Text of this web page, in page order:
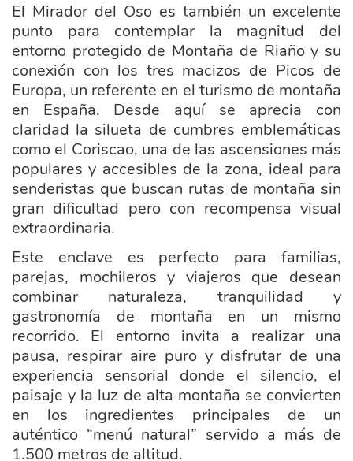
El Mirador del Oso es también un excelente
punto para contemplar la magnitud del
entorno protegido de Montaña de Riaño y su
conexión con los tres macizos de Picos de
Europa, un referente en el turismo de montaña
en España. Desde aquí se aprecia con
claridad la silueta de cumbres emblemáticas
como el Coriscao, una de las ascensiones más
populares y accesibles de la zona, ideal para
senderistas que buscan rutas de montaña sin
gran dificultad pero con recompensa visual
extraordinaria.
Este enclave es perfecto para familias,
parejas, mochileros y viajeros que desean
combinar naturaleza, tranquilidad y
gastronomía de montaña en un mismo
recorrido. El entorno invita a realizar una
pausa, respirar aire puro y disfrutar de una
experiencia sensorial donde el silencio, el
paisaje y la luz de alta montaña se convierten
en los ingredientes principales de un
auténtico “menú natural” servido a más de
1.500 metros de altitud.